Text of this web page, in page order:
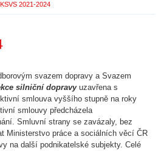
KSVS 2021-2024
svazem dopravy a Svazem
silniční dopravy uzavřena s
smlouva vyššího stupně na roky
smlouvy předcházela
Smluvní strany se zavázaly, bez
Ministerstvo práce a sociálních věcí ČR
na další podnikatelské subjekty. Celé